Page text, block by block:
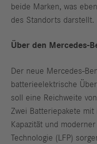
beide Marken, was
des Standorts darstellt.
Über den Mercedes-
Der neue
batterieelektrische
soll eine Reichweite
Zwei Batteriepakete
Kapazität und
Technologie (LFP)